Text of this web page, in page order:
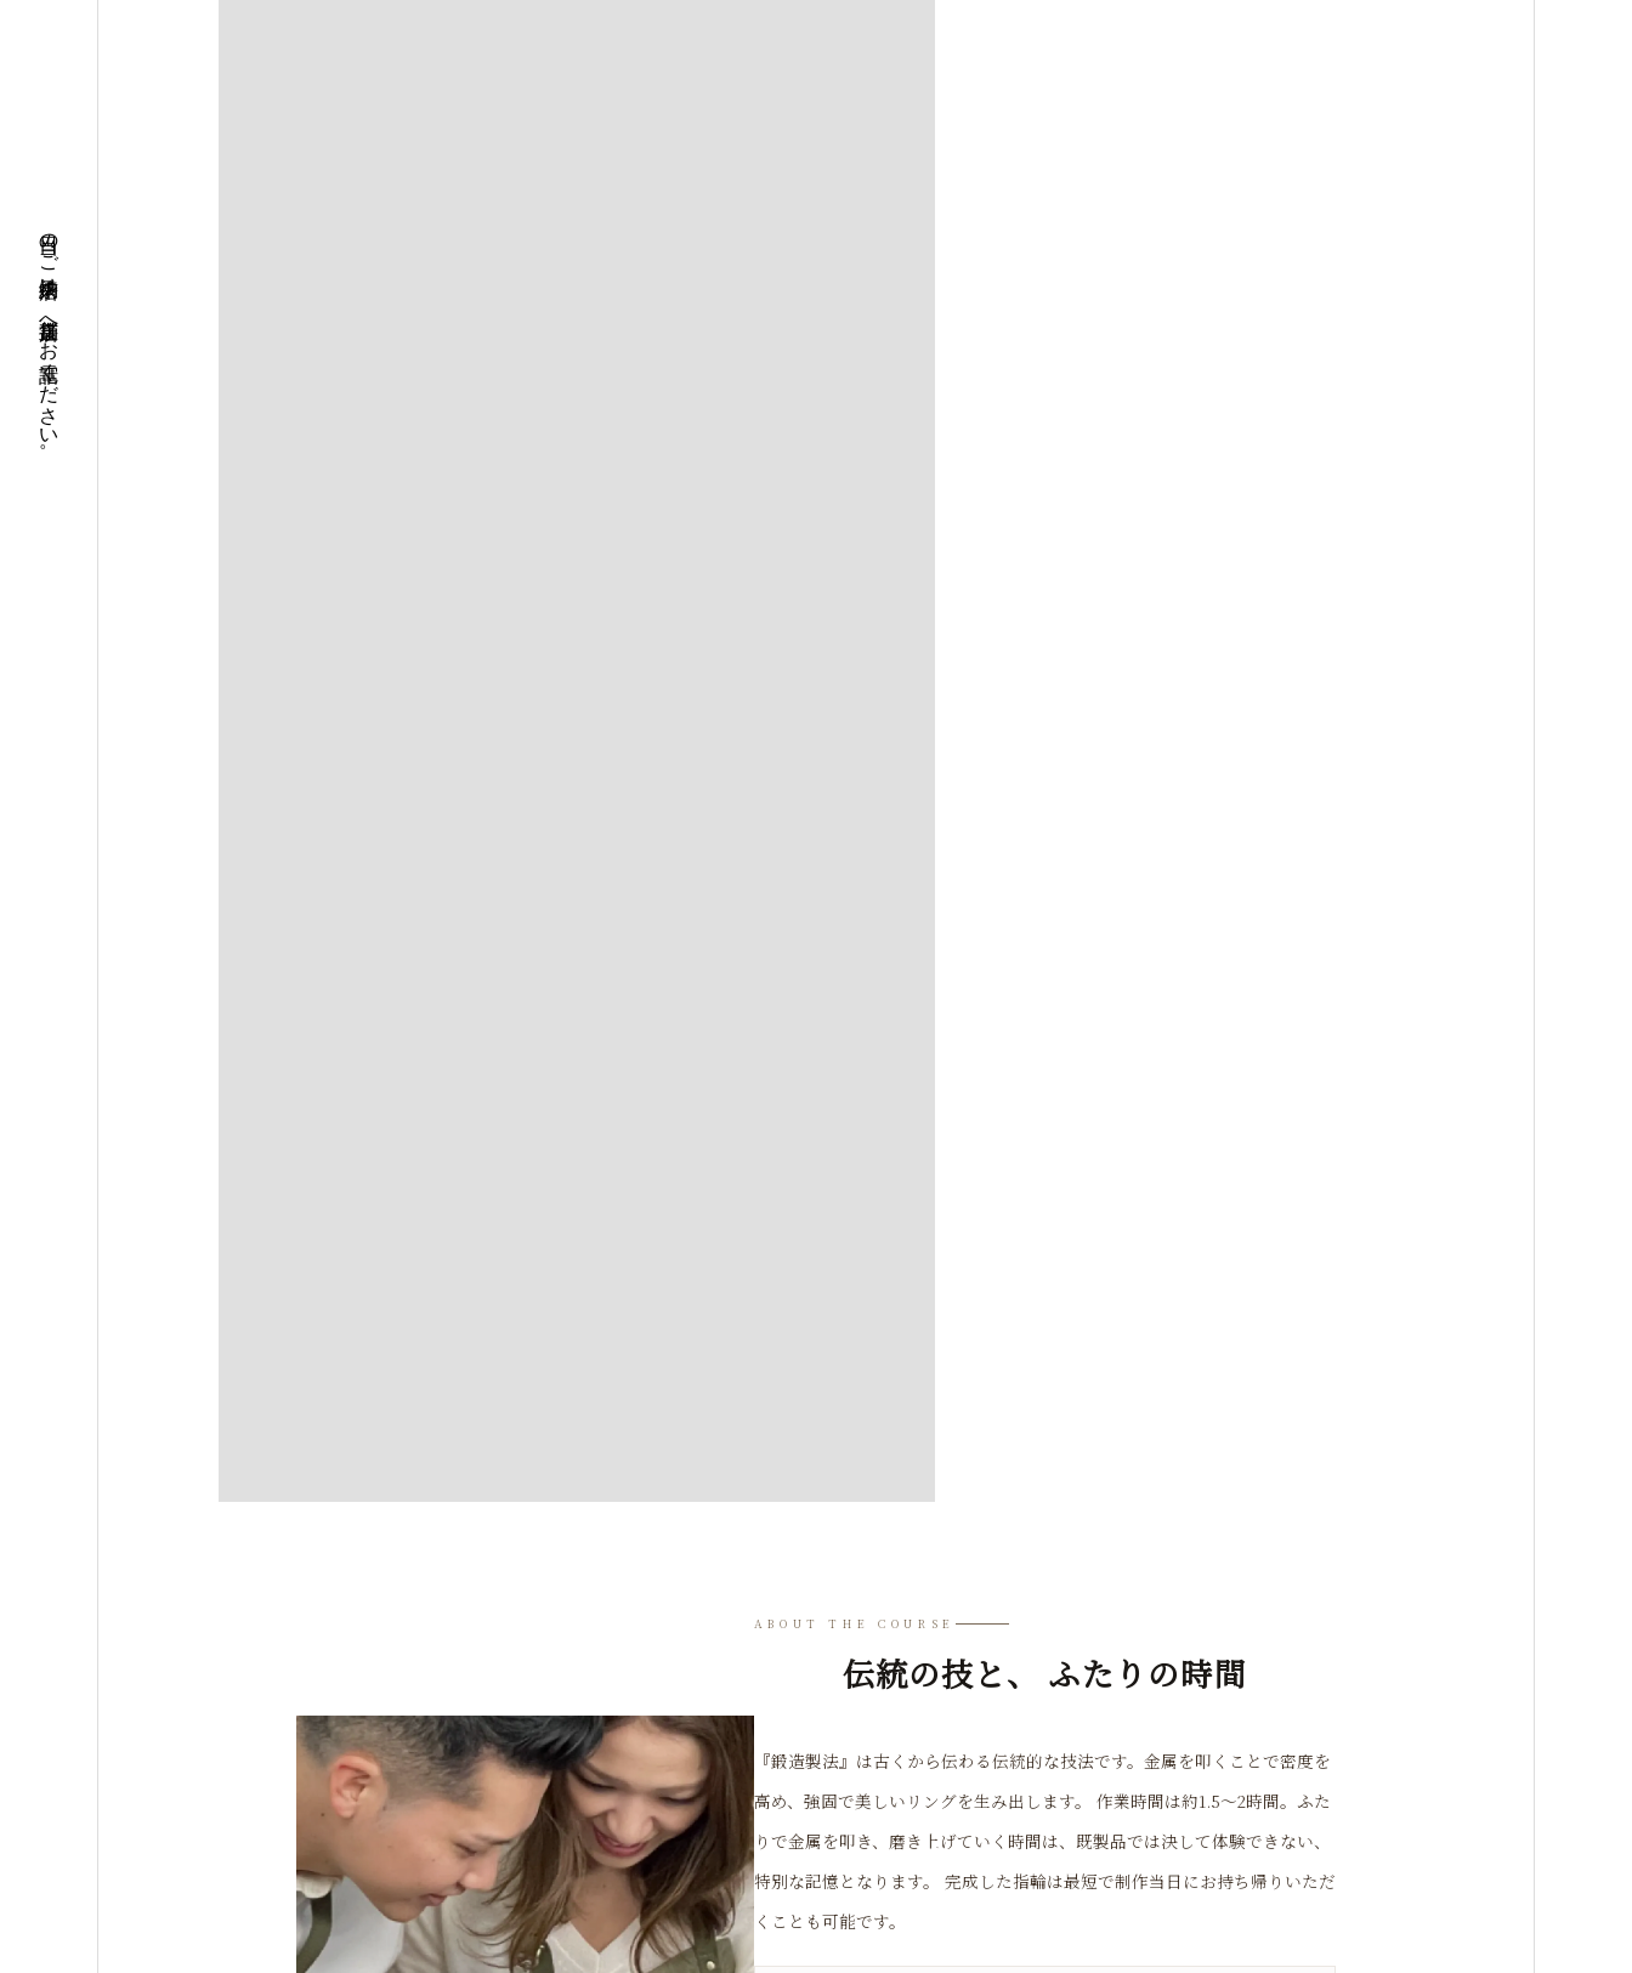
当日のご来店予約は、直接店舗へお電話ください 。
ABOUT THE COURSE
伝統の技と、 ふたりの時間
『鍛造製法』は古くから伝わる伝統的な技法です。金属を叩くことで密度を
高め、強固で美しいリングを生み出します。 作業時間は約1.5〜2時間。ふた
りで金属を叩き、磨き上げていく時間は、既製品では決して体験できない、
特別な記憶となります。 完成した指輪は最短で制作当日にお持ち帰りいただ
くことも可能です。